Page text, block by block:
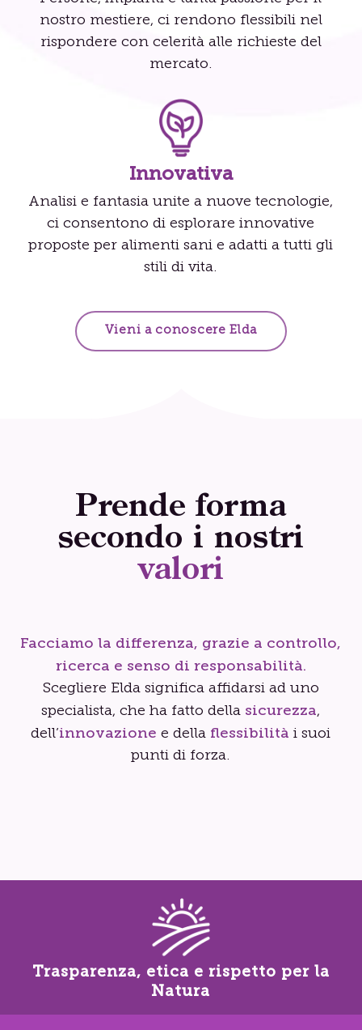
nostro mestiere, ci rendono flessibili nel
rispondere con celerità alle richieste del
mercato.
Innovativa
Analisi e fantasia unite a nuove tecnologie,
ci consentono di esplorare innovative
proposte per alimenti sani e adatti a tutti gli
stili di vita.
Vieni a conoscere Elda
Prende forma
secondo i nostri
valori
Facciamo la differenza, grazie a controllo,
ricerca e senso di responsabilità.
Scegliere Elda significa affidarsi ad uno
specialista, che ha fatto della sicurezza,
dell’innovazione e della flessibilità i suoi
punti di forza.
Trasparenza, etica e rispetto per la
Natura